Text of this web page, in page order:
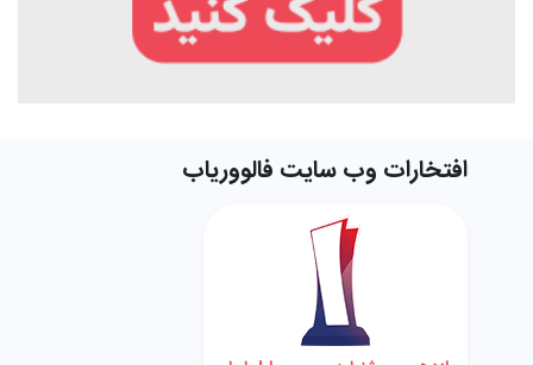
افتخارات وب سایت فالووریاب